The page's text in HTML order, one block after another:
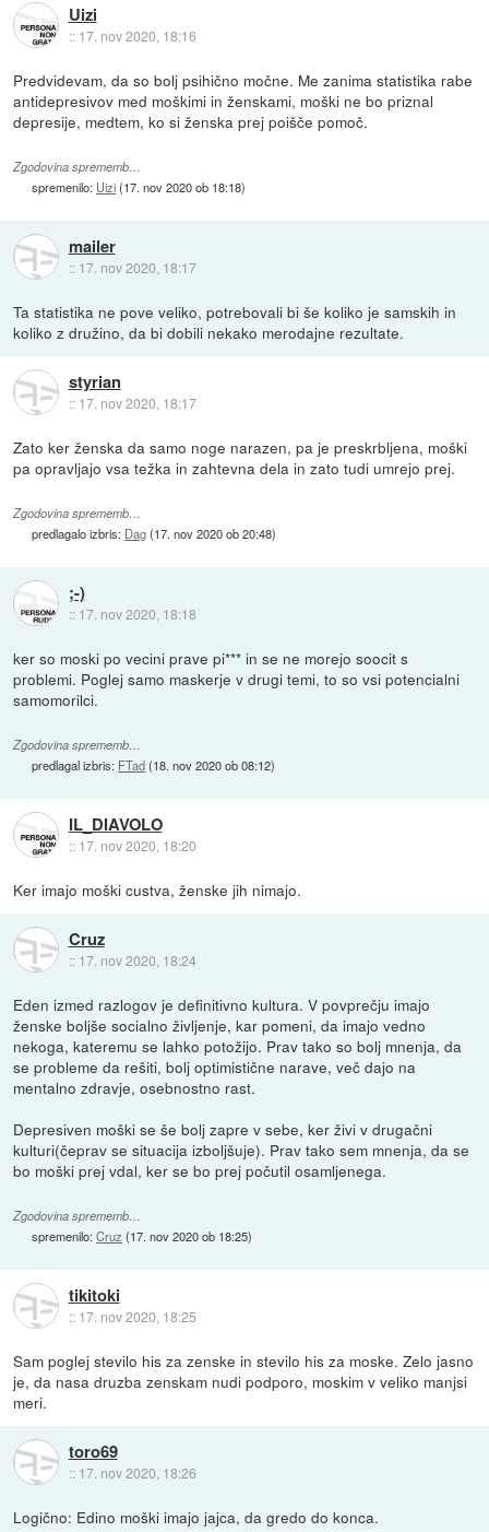
Uizi
:: 17. nov 2020, 18:16
Predvidevam, da so bolj psihično močne. Me zanima statistika rabe
antidepresivov med moškimi in ženskami, moški ne bo priznal
depresije, medtem, ko si ženska prej poišče pomoč.
Zgodovina sprememb…
spremenilo: Uizi(17. nov 2020 ob 18:18)
mailer
:: 17. nov 2020, 18:17
Ta statistika ne pove veliko, potrebovali bi še koliko je samskih in
koliko z družino, da bi dobili nekako merodajne rezultate.
styrian
:: 17. nov 2020, 18:17
Zato ker ženska da samo noge narazen, pa je preskrbljena, moški
pa opravljajo vsa težka in zahtevna dela in zato tudi umrejo prej.
Zgodovina sprememb…
predlagalo izbris: Dag(17. nov 2020 ob 20:48)
;-)
:: 17. nov 2020, 18:18
ker so moski po vecini prave pi*** in se ne morejo soocit s
problemi. Poglej samo maskerje v drugi temi, to so vsi potencialni
samomorilci.
Zgodovina sprememb…
predlagal izbris: FTad(18. nov 2020 ob 08:12)
IL_DIAVOLO
:: 17. nov 2020, 18:20
Ker imajo moški custva, ženske jih nimajo.
Cruz
:: 17. nov 2020, 18:24
Eden izmed razlogov je definitivno kultura. V povprečju imajo
ženske boljše socialno življenje, kar pomeni, da imajo vedno
nekoga, kateremu se lahko potožijo. Prav tako so bolj mnenja, da
se probleme da rešiti, bolj optimistične narave, več dajo na
mentalno zdravje, osebnostno rast.
Depresiven moški se še bolj zapre v sebe, ker živi v drugačni
kulturi(čeprav se situacija izboljšuje). Prav tako sem mnenja, da se
bo moški prej vdal, ker se bo prej počutil osamljenega.
Zgodovina sprememb…
spremenilo:Cruz (17. nov 2020 ob 18:25)
tikitoki
:: 17. nov 2020, 18:25
Sam poglej stevilo his za zenske in stevilo his za moske. Zelo jasno
je, da nasa druzba zenskam nudi podporo, moskim v veliko manjsi
meri.
toro69
:: 17. nov 2020, 18:26
Logično: Edino moški imajo jajca, da gredo do konca.